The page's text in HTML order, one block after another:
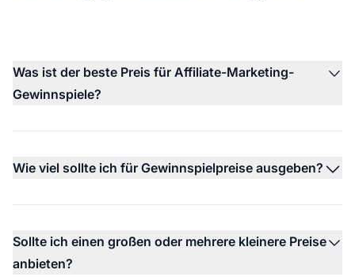
Was ist der beste Preis für Affiliate-Marketing-
Gewinnspiele?
Wie viel sollte ich für Gewinnspielpreise ausgeben?
Sollte ich einen großen oder mehrere kleinere Preise
anbieten?